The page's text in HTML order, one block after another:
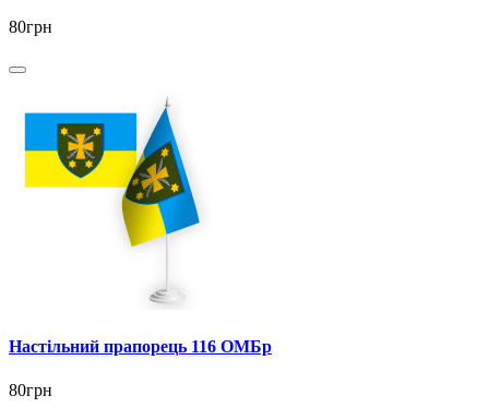
80грн
Настільний прапорець 116 ОМБр
80грн